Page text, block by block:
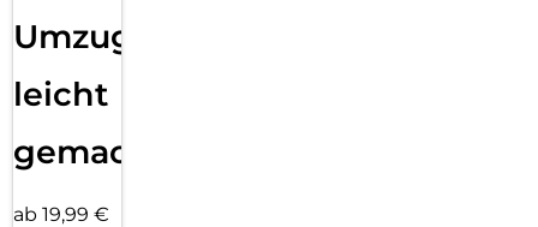
Umzug
leicht
gemacht!
ab 19,99 €